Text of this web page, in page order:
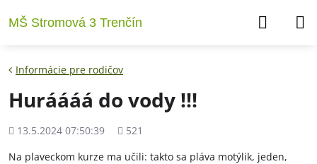
MŠ Stromová 3 Trenčín
Informácie pre rodičov
Huráááá do vody !!!
Pridané
13.5.2024 07:50:39
Počet
521
Na plaveckom kurze ma učili: takto sa pláva motýlik, jeden,